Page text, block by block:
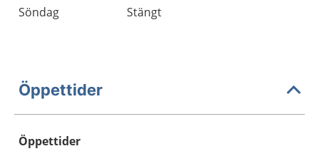
Söndag
Stängt
Öppettider
Öppettider